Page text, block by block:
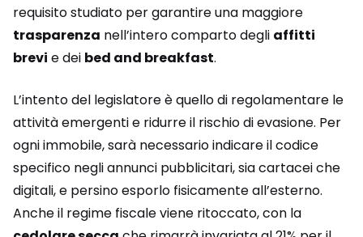
requisito studiato per garantire una maggiore
trasparenza nell’intero comparto degli affitti
brevi e dei bed and breakfast.
L’intento del legislatore è quello di regolamentare le
attività emergenti e ridurre il rischio di evasione. Per
ogni immobile, sarà necessario indicare il codice
specifico negli annunci pubblicitari, sia cartacei che
digitali, e persino esporlo fisicamente all’esterno.
Anche il regime fiscale viene ritoccato, con la